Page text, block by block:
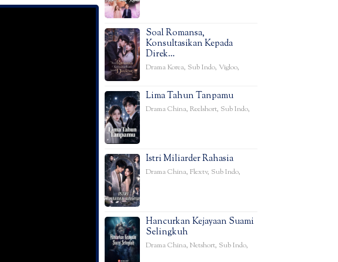
Soal Romansa,
Konsultasikan Kepada
Direk…
Drama Korea, Sub Indo, Vigloo,
Lima Tahun Tanpamu
Drama China, Reelshort, Sub Indo,
Istri Miliarder Rahasia
Drama China, Flextv, Sub Indo,
Hancurkan Kejayaan Suami
Selingkuh
Drama China, Netshort, Sub Indo,